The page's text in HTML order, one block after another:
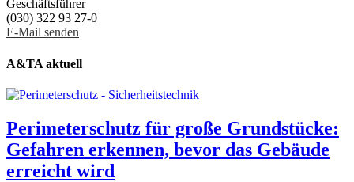
Geschäftsführer
(030) 322 93 27-0
E-Mail senden
A&TA aktuell
Perimeterschutz für große Grundstücke:
Gefahren erkennen, bevor das Gebäude
erreicht wird